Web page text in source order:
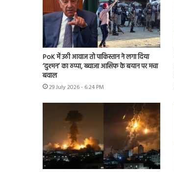
PoK में उठी आवाज तो पाकिस्तान ने लगा दिया
‘दुश्मन’ का ठप्पा, ख्वाजा आसिफ के बयान पर मचा
बवाल
29 July 2026 - 6:24 PM